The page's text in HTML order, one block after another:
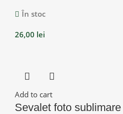
În stoc
26,00 lei
Add to cart
Sevalet foto